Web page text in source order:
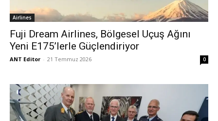
Airlines
Fuji Dream Airlines, Bölgesel Uçuş Ağını
Yeni E175’lerle Güçlendiriyor
ANT Editor - 21 Temmuz 2026 0